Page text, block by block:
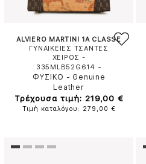
ALVIERO MARTINI 1A CLASSE
ΓΥΝΑΙΚΕΙΕΣ ΤΣΑΝΤΕΣ
ΧΕΙΡΟΣ -
335MLB52G614 -
ΦΥΣΙΚΟ - Genuine
Leather
Τρέχουσα τιμή: 219,00 €
Τιμή καταλόγου: 279,00 €